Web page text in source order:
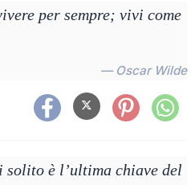
per sempre; vivi come
— Oscar Wilde
solito è l’ultima chiave del